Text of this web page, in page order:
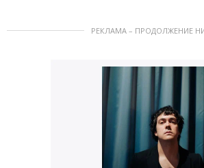
РЕКЛАМА – ПРОДОЛЖЕНИЕ